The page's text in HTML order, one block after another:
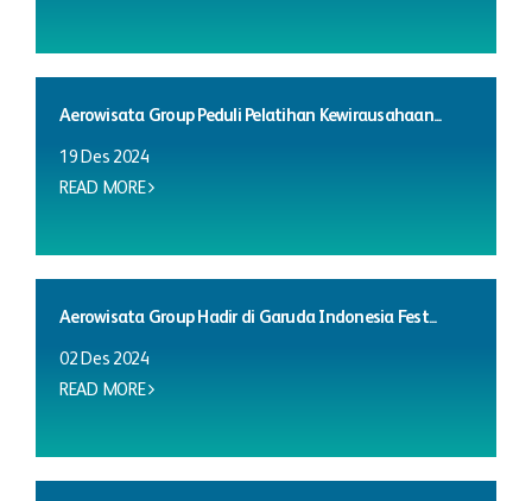
Aerowisata Group Peduli Pelatihan Kewirausahaan...
19 Des 2024
READ MORE
Aerowisata Group Hadir di Garuda Indonesia Fest...
02 Des 2024
READ MORE